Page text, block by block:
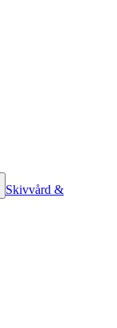
Skivvård &